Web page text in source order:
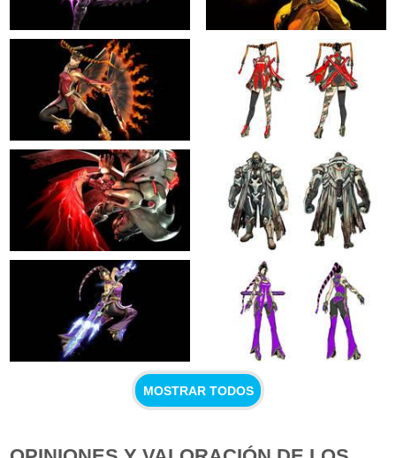
MOSTRAR TODOS